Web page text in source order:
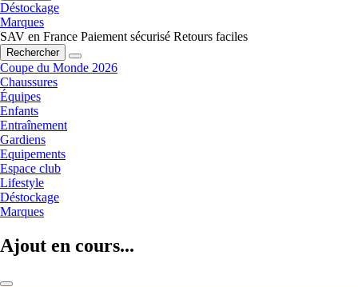
Déstockage
Marques
SAV en France Paiement sécurisé Retours faciles
Rechercher
Coupe du Monde 2026
Chaussures
Équipes
Enfants
Entraînement
Gardiens
Equipements
Espace club
Lifestyle
Déstockage
Marques
Ajout en cours...